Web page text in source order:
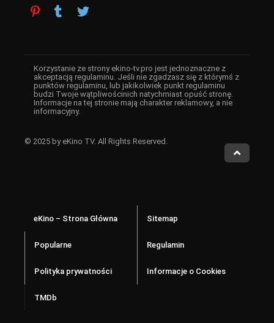
Korzystanie ze strony ekino-tv.pro jest jednoznaczne z
akceptacją regulaminu. Jeśli nie zgadzasz się z którymś z
punktów regulaminu, lub jakikolwiek punkt regulaminu
budzi Twoje wątpliwościnich natychmiast opuść stronę.
Informacje na tej stronie mają charakter reklamowy, a nie
informacyjny.
© 2025 by eKino TV. All Rights Reserved.
eKino – Strona Główna Sitemap
Popularne Regulamin
Polityka prywatności Informacje o Cookies
TMDb